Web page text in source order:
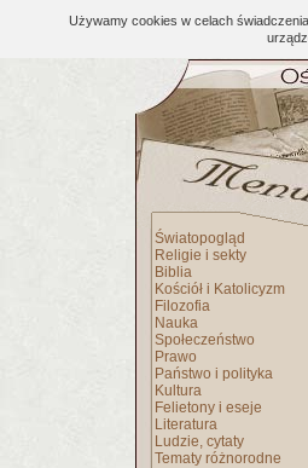
Używamy cookies w celach
Światopogląd
Religie i sekty
Biblia
Kościół i Katolicyzm
Filozofia
Nauka
Społeczeństwo
Prawo
Państwo i polityka
Kultura
Felietony i eseje
Literatura
Ludzie, cytaty
Tematy różnorodne